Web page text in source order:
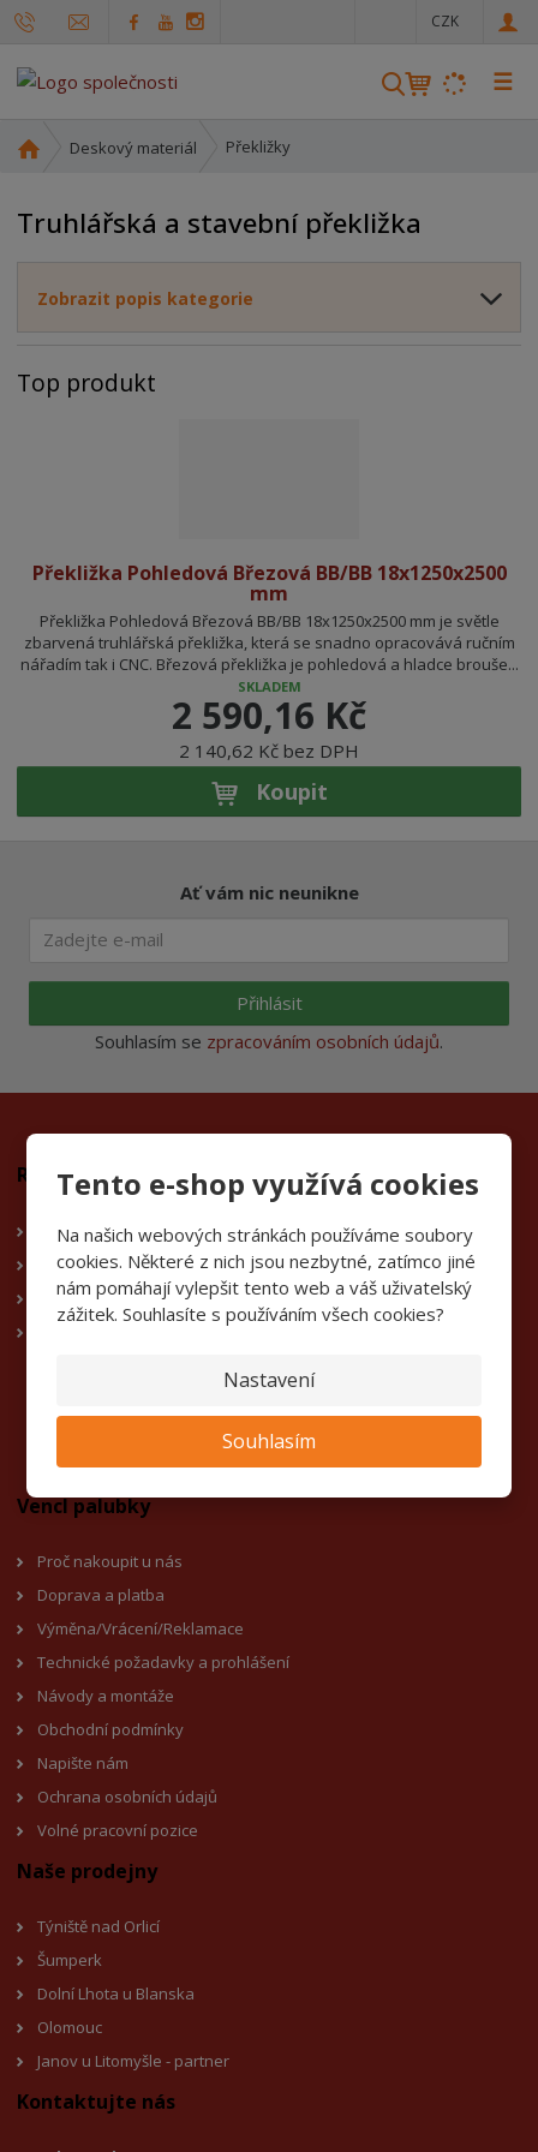
Tento e-shop využívá cookies
Na našich webových stránkách používáme soubory
cookies. Některé z nich jsou nezbytné, zatímco jiné
nám pomáhají vylepšit tento web a váš uživatelský
zážitek. Souhlasíte s používáním všech cookies?
Nastavení
Souhlasím
CZK
V
d
☰
v
d
s
a
Deskový materiál Překližky
Truhlářská a stavební překližka
Zobrazit popis kategorie
Top produkt
Překližka Pohledová Březová BB/BB 18x1250x2500
mm
Překližka Pohledová Březová BB/BB 18x1250x2500 mm je světle
zbarvená truhlářská překližka, která se snadno opracovává ručním
nářadím tak i CNC. Březová překližka je pohledová a hladce brouše...
SKLADEM
2 590,16 Kč
2 140,62 Kč bez DPH
Koupit
Ať vám nic neunikne
Přihlásit
Souhlasím se zpracováním osobních údajů.
Rady a tipy
Kvalita A/B a B/C
Jak se starat o plot
Jak přidělat palubky
KVH vs Hoblované hanoly
Vencl palubky
Proč nakoupit u nás
Doprava a platba
Výměna/Vrácení/Reklamace
Technické požadavky a prohlášení
Návody a montáže
Obchodní podmínky
Napište nám
Ochrana osobních údajů
Volné pracovní pozice
Naše prodejny
Týniště nad Orlicí
Šumperk
Dolní Lhota u Blanska
Olomouc
Janov u Litomyšle - partner
Kontaktujte nás